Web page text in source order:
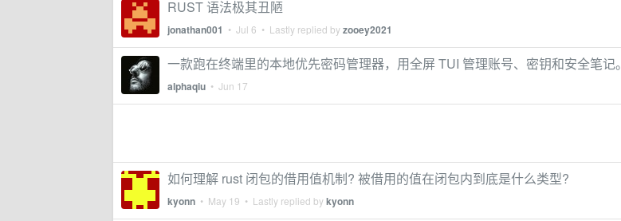
RUST 语法极其丑陋
jonathan001 • Jul 6 • Lastly replied byzooey2021
一款跑在终端里的本地优先密码管理器，用全屏 TUI 管理账号、密钥和安全笔记。
alphaqiu • Jun 17
如何理解 rust 闭包的借用值机制? 被借用的值在闭包内到底是什么类型?
kyonn • May 19 • Lastly replied bykyonn